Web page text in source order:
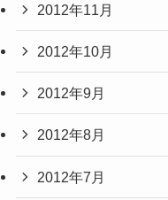
2012年11月
2012年10月
2012年9月
2012年8月
2012年7月